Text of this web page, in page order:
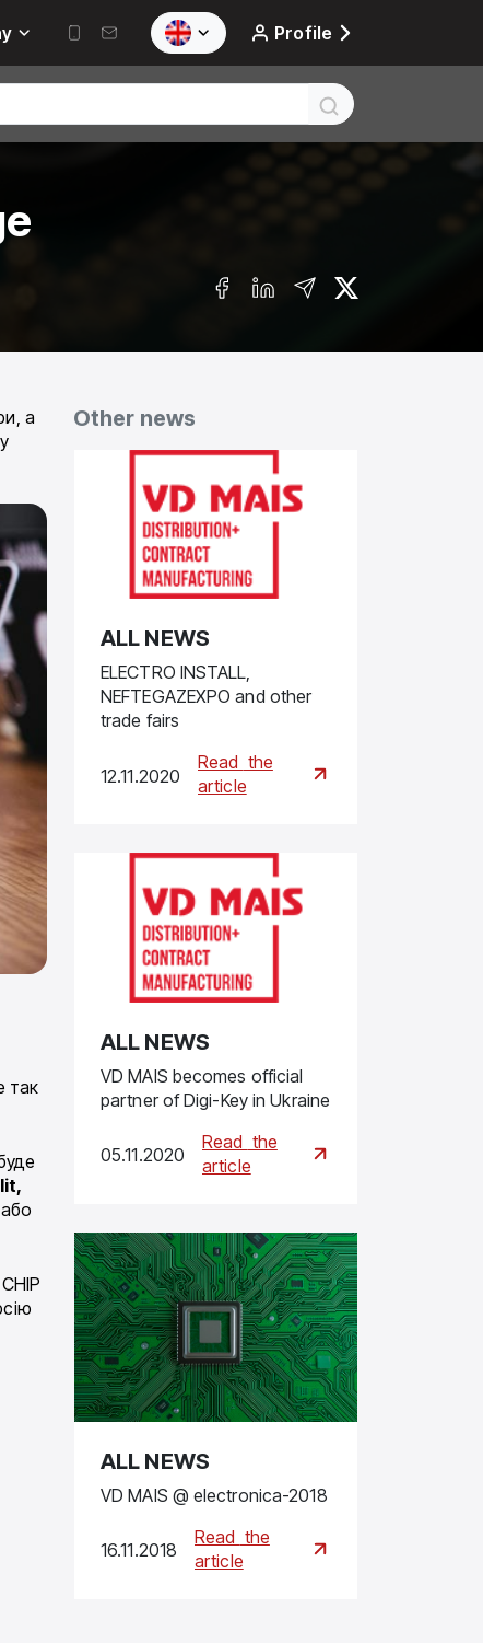
Profile
а
так
Other news
ALL NEWS
ELECTRO INSTALL,
NEFTEGAZEXPO and other
trade fairs
12.11.2020
Read the
article
ALL NEWS
VD MAIS becomes official
partner of Digi-Key in Ukraine
05.11.2020
Read the
article
ALL NEWS
VD MAIS @ electronica-2018
16.11.2018
Read the
article